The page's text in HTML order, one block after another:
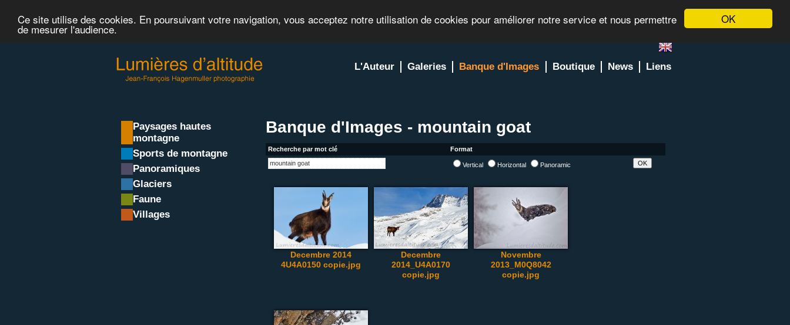
OK
Ce site utilise des cookies. En poursuivant votre navigation, vous acceptez notre utilisation de cookies pour améliorer notre service et nous permettre
de mesurer l'audience.
L'Auteur Galeries Banque d'Images Boutique News Liens
Paysages hautes
montagne
Sports de montagne
Panoramiques
Glaciers
Faune
Villages
Banque d'Images - mountain goat
Recherche par mot clé Format
Vertical Horizontal Panoramic
Decembre 2014
4U4A0150 copie.jpg
Decembre
2014_U4A0170
copie.jpg
Novembre
2013_M0Q8042
copie.jpg